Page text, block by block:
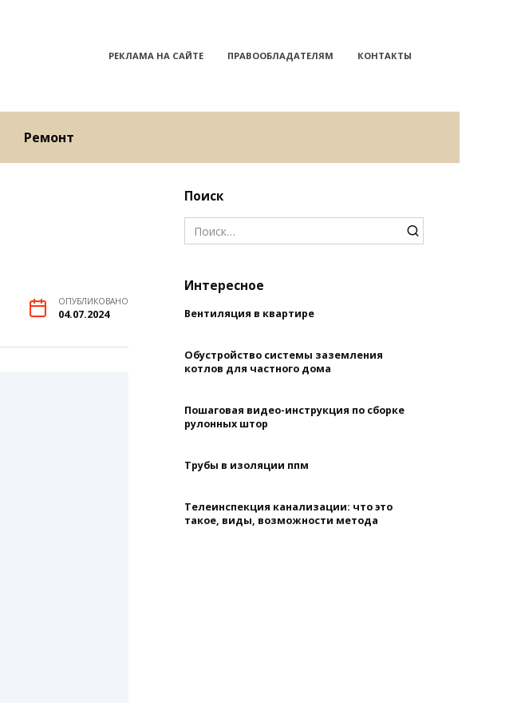
РЕКЛАМА НА САЙТЕ ПРАВООБЛАДАТЕЛЯМ КОНТАКТЫ
Ремонт
ОПУБЛИКОВАНО
04.07.2024
Поиск
Search
for:
Интересное
Вентиляция в квартире
Обустройство системы заземления
котлов для частного дома
Пошаговая видео-инструкция по сборке
рулонных штор
Трубы в изоляции ппм
Телеинспекция канализации: что это
такое, виды, возможности метода